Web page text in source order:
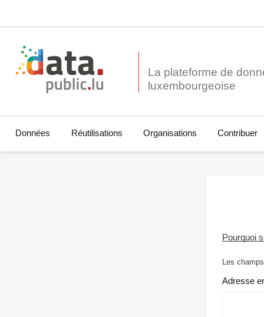
La plateforme de
Données Réutilisations Organisations Contribuer
Pourquoi
Les
Adresse